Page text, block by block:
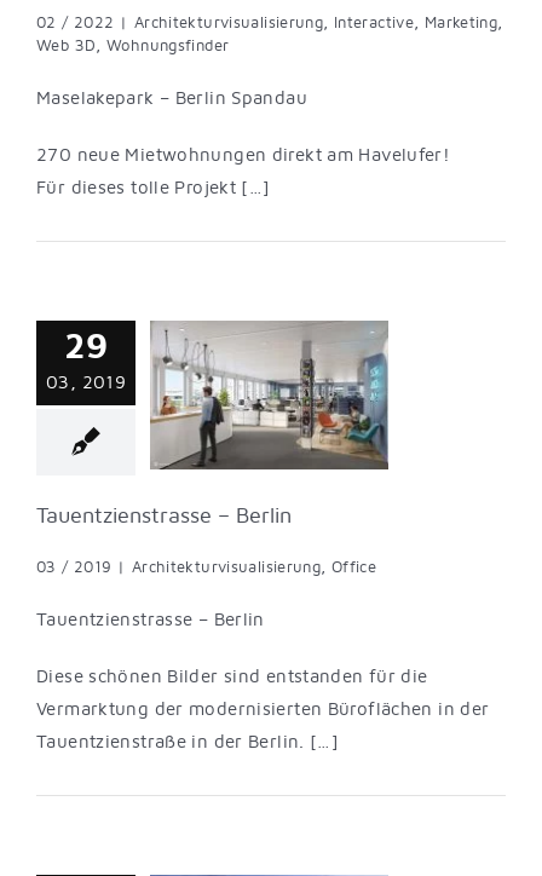
02 / 2022 | Architekturvisualisierung, Interactive, Marketing,
Web 3D, Wohnungsfinder
Maselakepark – Berlin Spandau
270 neue Mietwohnungen direkt am Havelufer!
Für dieses tolle Projekt […]
29
03, 2019
–
Berlin
Tauentzienstrasse – Berlin
03 / 2019 | Architekturvisualisierung, Office
Tauentzienstrasse – Berlin
Diese schönen Bilder sind entstanden für die
Vermarktung der modernisierten Büroflächen in der
Tauentzienstraße in der Berlin. […]